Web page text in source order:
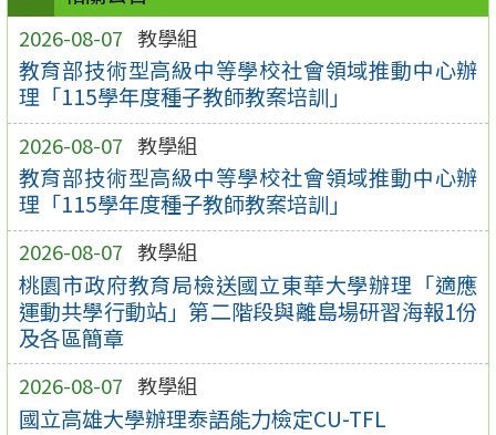
2026-08-07 教學組
教育部技術型高級中等學校社會領域推動中心辦
理「115學年度種子教師教案培訓」
2026-08-07 教學組
教育部技術型高級中等學校社會領域推動中心辦
理「115學年度種子教師教案培訓」
2026-08-07 教學組
桃園市政府教育局檢送國立東華大學辦理「適應
運動共學行動站」第二階段與離島場研習海報1份
及各區簡章
2026-08-07 教學組
國立高雄大學辦理泰語能力檢定CU-TFL